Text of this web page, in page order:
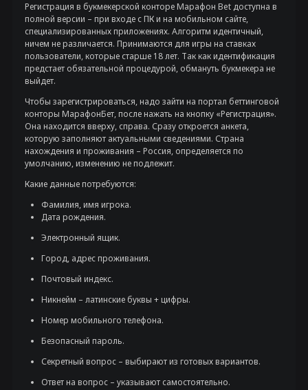
Регистрация в букмекерской конторе Марафон Bet доступна в
полной версии – при входе с ПК и на мобильном сайте,
специализированных приложениях. Алгоритм идентичный,
ничем не различается. Принимаются для игры на ставках
пользователи, которые старше 18 лет. Так как идентификация
предстает обязательной процедурой, обмануть букмекера не
выйдет.
Чтобы зарегистрироваться, надо зайти на портал беттинговой
конторы МарафонБет, после нажать на кнопку «Регистрация».
Она находится вверху, справа. Сразу откроется анкета,
которую заполняют актуальными сведениями. Страна
нахождения и проживания – Россия, определяется по
умолчанию, изменению не подлежит.
Какие данные потребуются:
Фамилия, имя игрока.
Дата рождения.
Электронный ящик.
Город, адрес проживания.
Почтовый индекс.
Никнейм – латинские буквы + цифры.
Номер мобильного телефона.
Безопасный пароль.
Секретный вопрос – выбирают из готовых вариантов.
Ответ на вопрос – указывают самостоятельно.